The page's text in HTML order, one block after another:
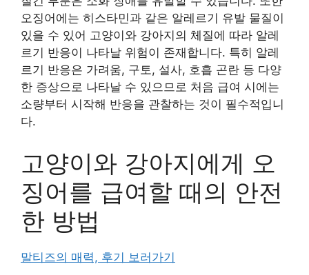
오징어에는 히스타민과 같은 알레르기 유발 물질이
있을 수 있어 고양이와 강아지의 체질에 따라 알레
르기 반응이 나타날 위험이 존재합니다. 특히 알레
르기 반응은 가려움, 구토, 설사, 호흡 곤란 등 다양
한 증상으로 나타날 수 있으므로 처음 급여 시에는
소량부터 시작해 반응을 관찰하는 것이 필수적입니
다.
고양이와 강아지에게 오
징어를 급여할 때의 안전
한 방법
말티즈의 매력, 후기 보러가기